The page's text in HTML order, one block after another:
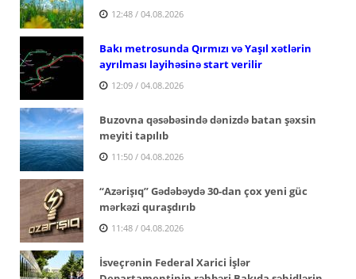
12:48 / 04.08.2026
Bakı metrosunda Qırmızı və Yaşıl xətlərin
ayrılması layihəsinə start verilir
12:09 / 04.08.2026
Buzovna qəsəbəsində dənizdə batan şəxsin
meyiti tapılıb
11:50 / 04.08.2026
“Azərişıq” Gədəbəydə 30-dan çox yeni güc
mərkəzi quraşdırıb
11:48 / 04.08.2026
İsveçrənin Federal Xarici İşlər